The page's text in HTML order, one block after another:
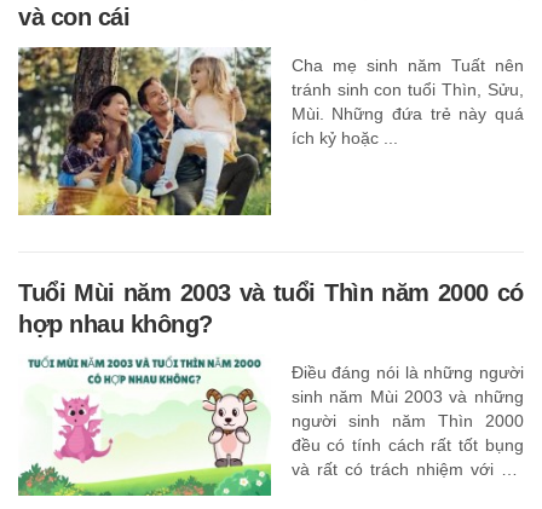
và con cái
Cha mẹ sinh năm Tuất nên
tránh sinh con tuổi Thìn, Sửu,
Mùi. Những đứa trẻ này quá
ích kỷ hoặc ...
Tuổi Mùi năm 2003 và tuổi Thìn năm 2000 có
hợp nhau không?
Điều đáng nói là những người
sinh năm Mùi 2003 và những
người sinh năm Thìn 2000
đều có tính cách rất tốt bụng
và rất có trách nhiệm với gia